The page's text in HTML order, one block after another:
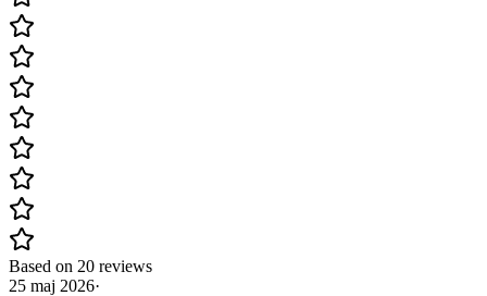
Based on 20 reviews
25 maj 2026·